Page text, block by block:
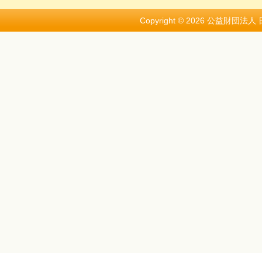
Copyright © 2026 公益財団法人